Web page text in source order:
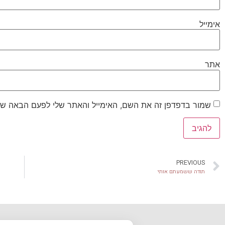
אימייל
אתר
שמור בדפדפן זה את השם, האימייל והאתר שלי לפעם הבאה
PREVIOUS
תודה ששמעתם אותי